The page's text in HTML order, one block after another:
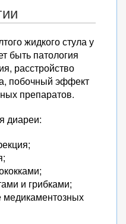
жидкого стула у
быть патология
расстройство
побочный эффект
препаратов.
диареи:
и грибками;
медикаментозных